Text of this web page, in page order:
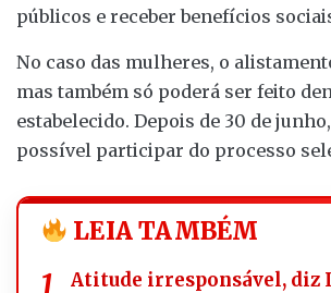
públicos e receber benefícios
No caso das mulheres, o
mas também só poderá ser feito
estabelecido. Depois de 30 de
possível participar do processo
LEIA TAMBÉM
Atitude irresponsável, diz